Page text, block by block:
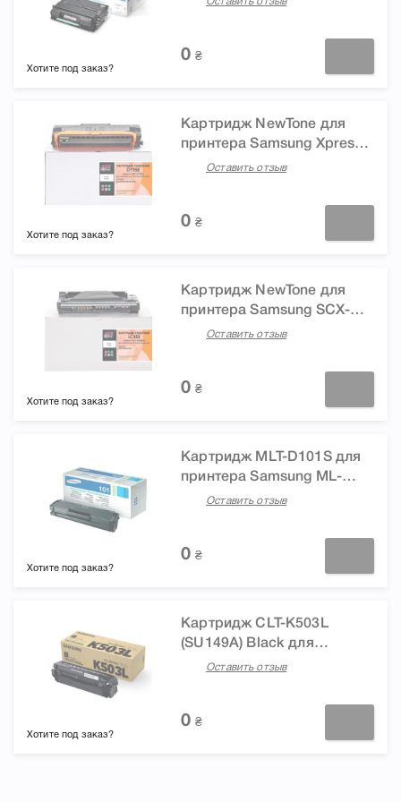
0 ₴
Хотите под заказ?
Картридж NewTone для
принтера Samsung Xpress
SL-M2620D, SL-M2820ND,
M2880FW, SL-M2620, SL-
M2830DW (D115E)
Оставить отзыв
0 ₴
Хотите под заказ?
Картридж NewTone для
принтера Samsung SCX-
4200, SCX-4220 (LC45E)
Оставить отзыв
0 ₴
Хотите под заказ?
Картридж MLT-D101S для
принтера Samsung ML-
2160, ML-2165, ML-2165w,
Оставить отзыв
0 ₴
Хотите под заказ?
Картридж CLT-K503L
(SU149A) Black для
принтера Samsung SL-
Оставить отзыв
0 ₴
Хотите под заказ?